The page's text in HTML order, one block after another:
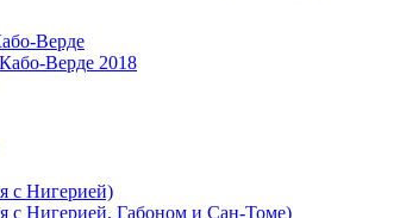
Верде
Верде 2018
с Нигерией)
с Нигерией, Габоном и Сан-Томе)